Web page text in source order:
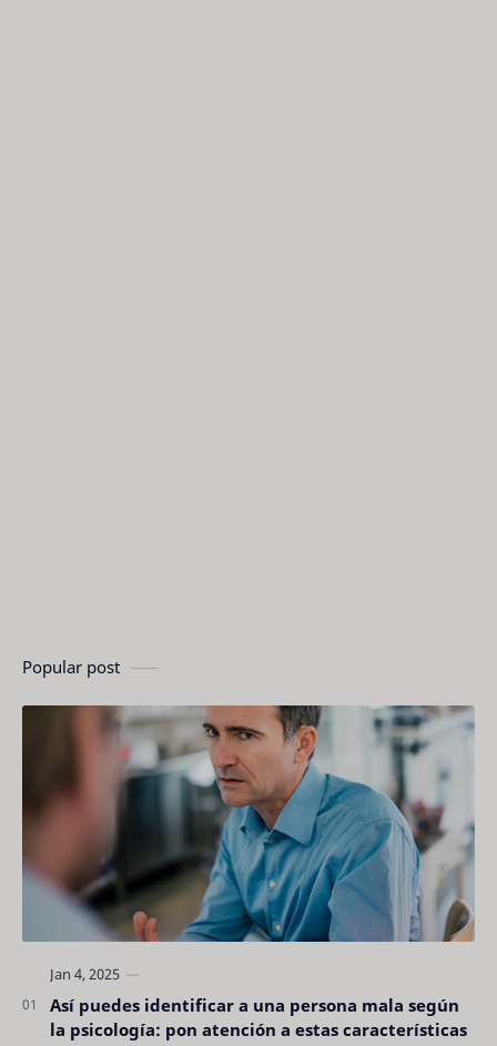
Popular post
Así puedes identificar a una persona mala según
la psicología: pon atención a estas características